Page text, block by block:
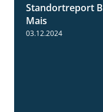
Standortreport
Mais
03.12.2024